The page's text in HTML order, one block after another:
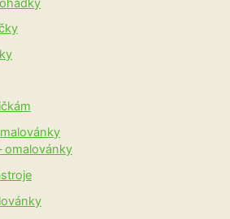
omalovánky